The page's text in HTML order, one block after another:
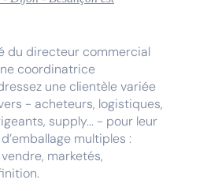
du directeur commercial
coordinatrice
une clientèle variée
- acheteurs, logistiques,
supply... - pour leur
multiples :
marketés,